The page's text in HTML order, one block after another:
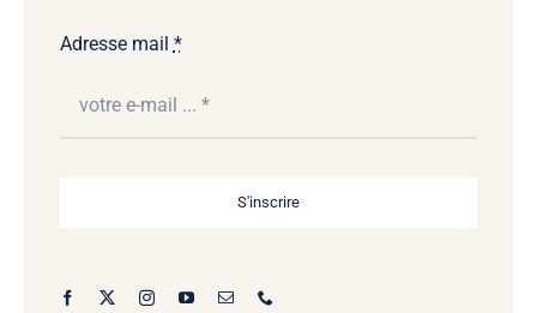
Adresse mail *
S'inscrire